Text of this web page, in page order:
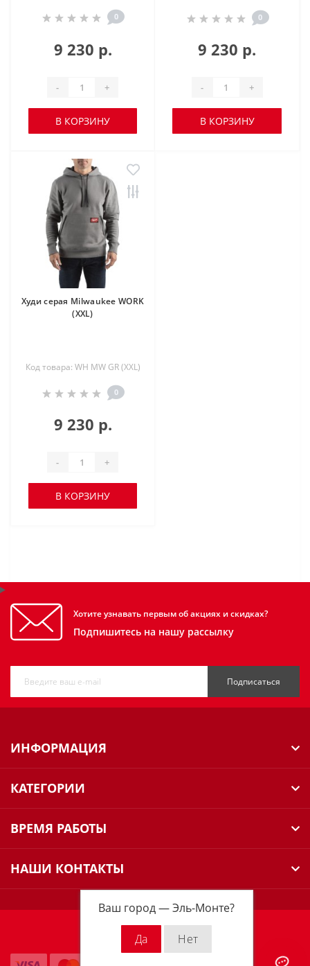
Ваш город —Эль-Монте?
0
9 230 р.
- +
В КОРЗИНУ
0
9 230 р.
- +
В КОРЗИНУ
Худи серая Milwaukee WORK
(XXL)
Код товара: WH MW GR (XXL)
0
9 230 р.
- +
В КОРЗИНУ
Хотите узнавать первым об акциях и скидках?
Подпишитесь на нашу рассылку
Подписаться
ИНФОРМАЦИЯ
КАТЕГОРИИ
ВРЕМЯ РАБОТЫ
НАШИ КОНТАКТЫ
Milwaukee Russia © 2026